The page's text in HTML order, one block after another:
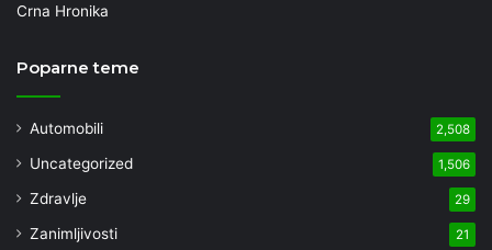
Crna Hronika
Poparne teme
Automobili 2,508
Uncategorized 1,506
Zdravlje 29
Zanimljivosti 21